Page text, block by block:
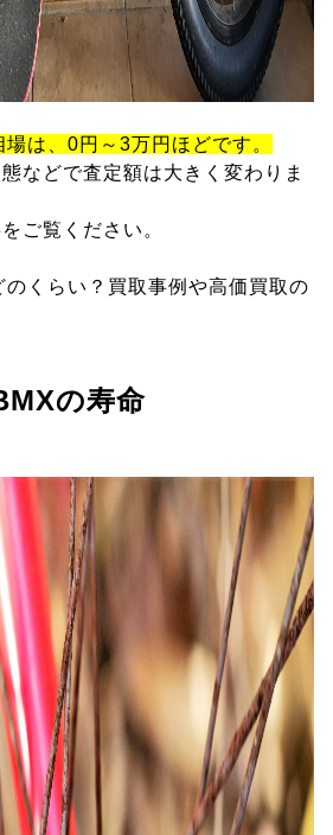
は、0円～3万円ほどです。
などで査定額は大きく変わりま
ご覧ください。
くらい？買取事例や高価買取の
の寿命